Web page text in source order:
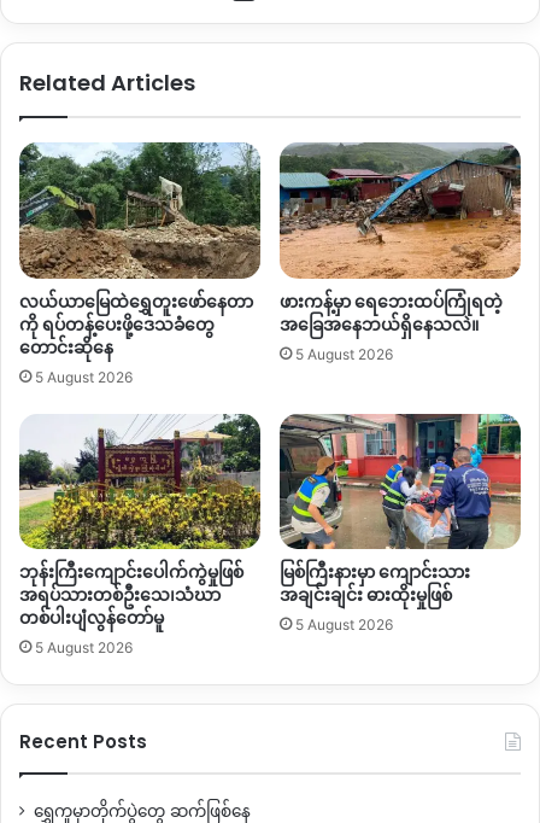
နေခဲ့ပြီး ယခု ယုဇန ကုမ္ပဏီထွက်ခွာသွားပြီးနောက်ပိုင်းလည်း ရွှေတူး
ဖော်မှု၊ သစ်ထုတ်မှု ကိစ္စများဖြင့် ပြဿနာများရှိနေဆဲ ဖြစ်သည်။
Copy URL
ထမ်း
ကို
စစ်
ကောင်စီ
ညွန်
ကြား
ထား
Related Articles
လယ်ယာမြေထဲရွှေတူးဖော်နေတာ
ကို ရပ်တန့်ပေးဖို့ဒေသခံတွေ
တောင်းဆိုနေ
5 August 2026
ဖားကန့်မှာ ရေဘေးထပ်ကြုံရတဲ့
အခြေအနေဘယ်ရှိနေသလဲ။
5 August 2026
ဘုန်းကြီးကျောင်းပေါက်ကွဲမှုဖြစ်
အရပ်သားတစ်ဦးသေ၊သံဃာ
တစ်ပါးပျံလွန်တော်မူ
5 August 2026
မြစ်ကြီးနားမှာ ကျောင်းသား
အချင်းချင်း ဓားထိုးမှုဖြစ်
5 August 2026
Recent Posts
ရွှေကူမှာတိုက်ပွဲတွေ ဆက်ဖြစ်နေ